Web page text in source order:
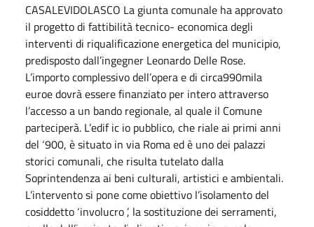
CASALEVIDOLASCO La giunta comunale ha approvato
il progetto di fattibilità tecnico- economica degli
interventi di riqualificazione energetica del municipio,
predisposto dall’ingegner Leonardo Delle Rose.
L’importo complessivo dell’opera e di circa990mila
euroe dovrà essere finanziato per intero attraverso
l’accesso a un bando regionale, al quale il Comune
parteciperà. L’edif ic io pubblico, che riale ai primi anni
del ‘900, è situato in via Roma ed è uno dei palazzi
storici comunali, che risulta tutelato dalla
Soprintendenza ai beni culturali, artistici e ambientali.
L’intervento si pone come obiettivo l’isolamento del
cosiddetto ‘involucro ’, la sostituzione dei serramenti,